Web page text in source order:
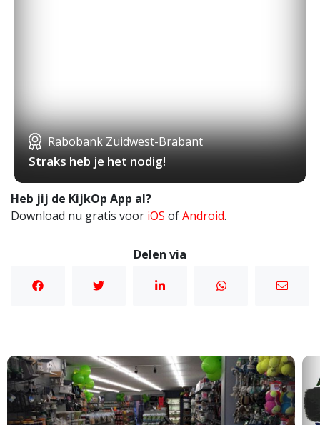
Rabobank Zuidwest-Brabant
Straks heb je het nodig!
Heb jij de KijkOp App al?
Download nu gratis voor iOS ofAndroid.
Delen via